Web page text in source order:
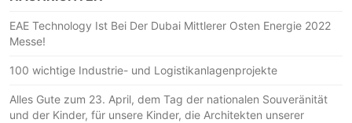
EAE Technology Ist Bei Der Dubai Mittlerer Osten Energie 2022
Messe!
100 wichtige Industrie- und Logistikanlagenprojekte
Alles Gute zum 23. April, dem Tag der nationalen Souveränität
und der Kinder, für unsere Kinder, die Architekten unserer